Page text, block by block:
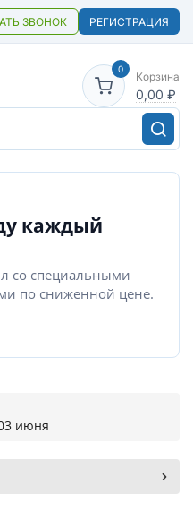
ЗВОНОК РЕГИСТРАЦИЯ
0
Корзина
0,00 ₽
каждый
со специальными
по сниженной цене.
июня